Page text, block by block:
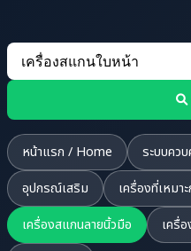
หน้าแรก / Home ระบบคว
อุปกรณ์เสริม
เครื่องที่เหม
เครื่องสแกนลายนิ้วมือ
เครื่